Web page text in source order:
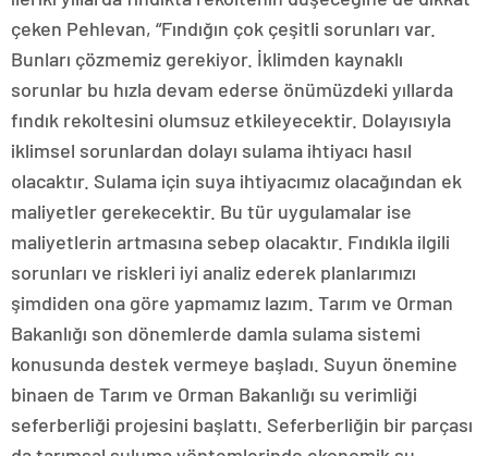
çeken Pehlevan, “Fındığın çok çeşitli sorunları var.
Bunları çözmemiz gerekiyor. İklimden kaynaklı
sorunlar bu hızla devam ederse önümüzdeki yıllarda
fındık rekoltesini olumsuz etkileyecektir. Dolayısıyla
iklimsel sorunlardan dolayı sulama ihtiyacı hasıl
olacaktır. Sulama için suya ihtiyacımız olacağından ek
maliyetler gerekecektir. Bu tür uygulamalar ise
maliyetlerin artmasına sebep olacaktır. Fındıkla ilgili
sorunları ve riskleri iyi analiz ederek planlarımızı
şimdiden ona göre yapmamız lazım. Tarım ve Orman
Bakanlığı son dönemlerde damla sulama sistemi
konusunda destek vermeye başladı. Suyun önemine
binaen de Tarım ve Orman Bakanlığı su verimliği
seferberliği projesini başlattı. Seferberliğin bir parçası